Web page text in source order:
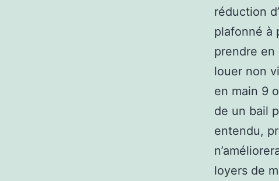
réduction
plafonné à
prendre en
louer non
en main 9
de un bail
entendu,
loyers de